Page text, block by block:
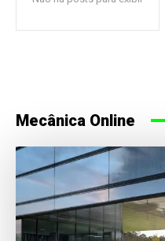
Mecânica Online